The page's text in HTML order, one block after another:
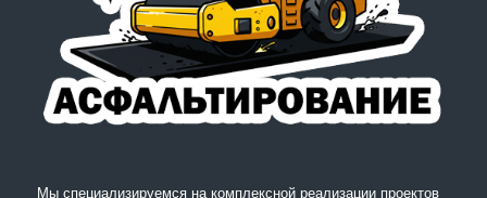
Мы специализируемся на комплексной реализации проектов